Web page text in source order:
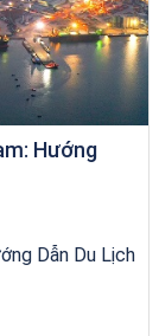
Hướng
Dẫn Du Lịch